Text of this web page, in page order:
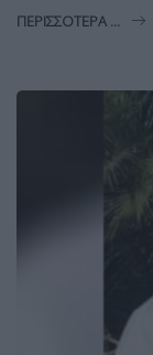
ΠΕΡΙΣΣΌΤΕΡΑ ...